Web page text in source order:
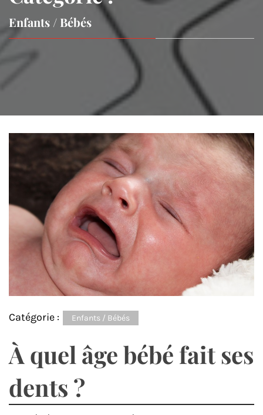
Enfants / Bébés
Catégorie : Enfants / Bébés
À quel âge bébé fait ses
dents ?